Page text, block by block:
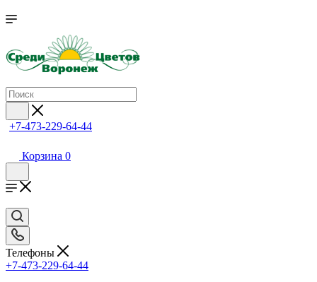
+7-473-229-64-44
Корзина 0
Телефоны
+7-473-229-64-44